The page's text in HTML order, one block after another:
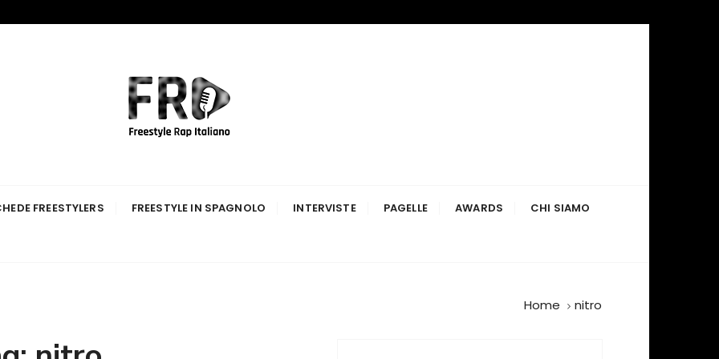
Italiano
FREESTYLERS FREESTYLE IN SPAGNOLO INTERVISTE PAGELLE AWARDS CHI SIAMO
Home nitro